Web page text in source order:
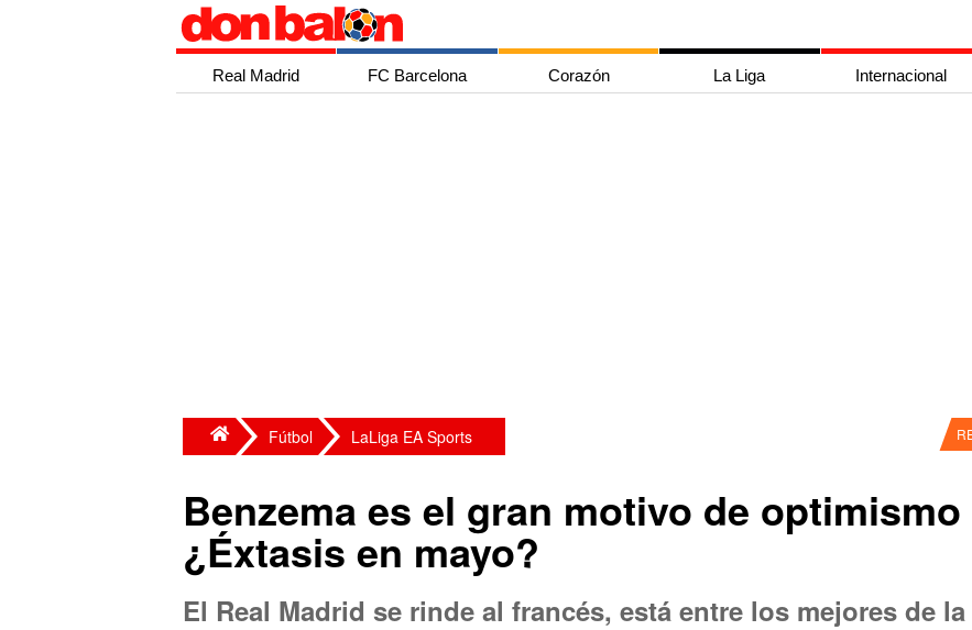
Real Madrid FC Barcelona Corazón La Liga Internacional
Fútbol LaLiga EA Sports
Benzema es el gran motivo de
¿Éxtasis en mayo?
El Real Madrid se rinde al francés, está entre los mejores de